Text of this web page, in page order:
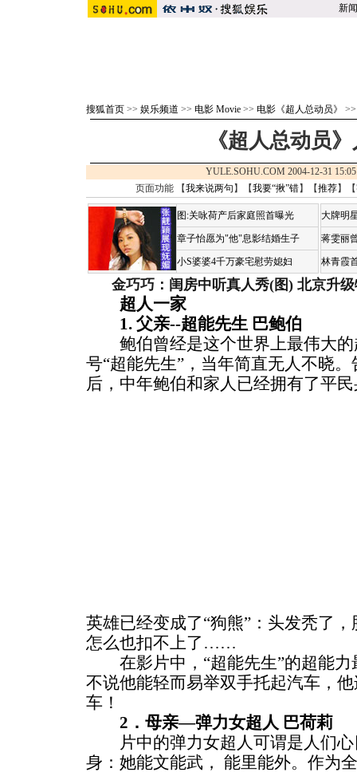
新闻
搜狐首页 >> 娱乐频道 >> 电影 Movie >> 电影《超人总动员》
《超人总动员
YULE.SOHU.COM 2004-12-31
页面功能 【我来说两句 】【我要“揪”错】【推荐】
图:关咏荷产后家庭照首曝光
章子怡愿为"他"息影结婚生子
小S婆婆4千万豪宅慰劳媳妇
大牌明
蒋雯丽
林青霞
金巧巧：闺房中听真人秀(图) 北京升
超人一家
1. 父亲--超能先生 巴鲍伯
鲍伯曾经是这个世界上最伟大的
号“超能先生”，当年简直无人不晓
后，中年鲍伯和家人已经拥有了平
英雄已经变成了“狗熊”：头发秃了
怎么也扣不上了……
在影片中，“超能先生”的超能力
不说他能轻而易举双手托起汽车，
车！
2．母亲—弹力女超人 巴荷莉
片中的弹力女超人可谓是人们心
身：她能文能武， 能里能外。作为